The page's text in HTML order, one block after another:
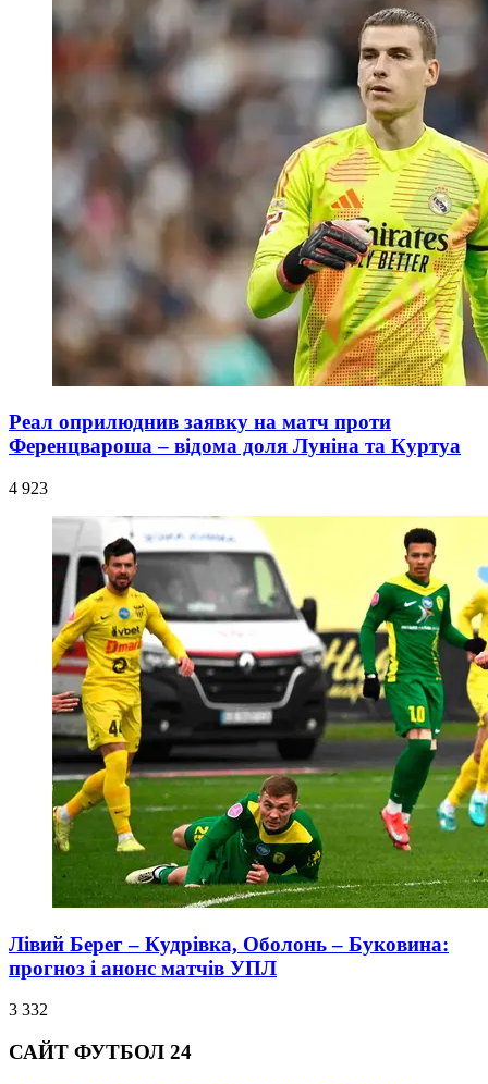
Реал оприлюднив заявку на матч проти
Ференцвароша – відома доля Луніна та Куртуа
4 923
Лівий Берег – Кудрівка, Оболонь – Буковина:
прогноз і анонс матчів УПЛ
3 332
САЙТ ФУТБОЛ 24